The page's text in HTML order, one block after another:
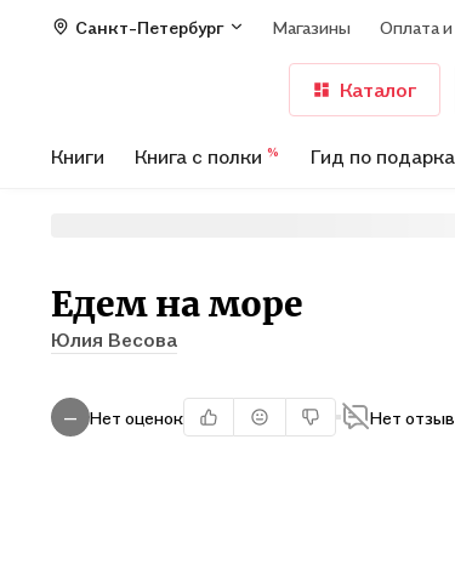
Санкт-Петербург Магазины Оплата
Каталог
Книги Книга с полки % Гид по
Едем на море
Юлия Весова
— Нет оценок Нет